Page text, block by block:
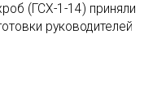
(ГСХ-1-14) приняли
руководителей